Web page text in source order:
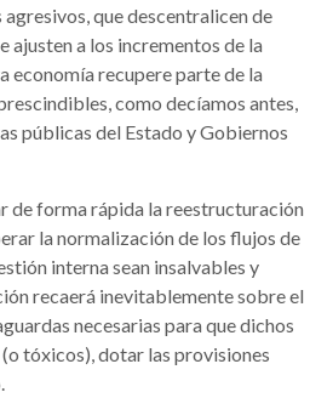
que descentralicen de
ajusten a los incrementos de la
economía recupere parte de la
como decíamos antes,
públicas del Estado y Gobiernos
de forma rápida la reestructuración
la normalización de los flujos de
interna sean insalvables y
recaerá inevitablemente sobre el
necesarias para que dichos
tóxicos), dotar las provisiones